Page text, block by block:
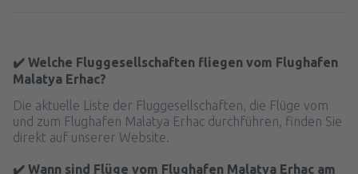
✔️ Welche Fluggesellschaften fliegen vom Flughafen
Malatya Erhac?
Die aktuelle Liste der Fluggesellschaften, die Flüge vom
und zum Flughafen Malatya Erhac durchführen, finden Sie
direkt auf unserer Website.
✔️ Wann sind Flüge vom Flughafen Malatya Erhac am